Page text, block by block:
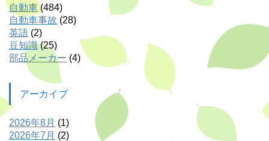
自動車(484)
自動車事故 (28)
英語 (2)
豆知識(25)
部品メーカー (4)
アーカイブ
2026年8月 (1)
2026年7月 (2)